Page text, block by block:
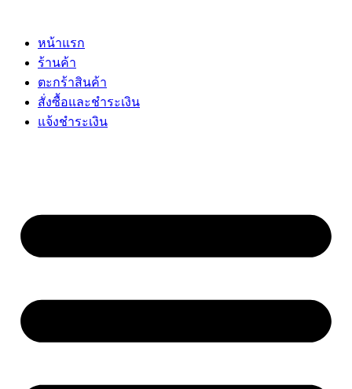
contentหน้าแรก
ร้านค้า
ตะกร้าสินค้า
สั่งซื้อและชำระเงิน
แจ้งชำระเงิน